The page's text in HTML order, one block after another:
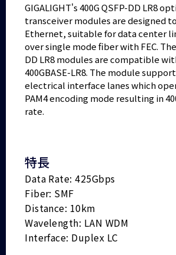
GIGALIGHT's 400G QSFP-DD LR8
transceiver modules are designed
Ethernet, suitable for data center
over single mode fiber with FEC. The
DD LR8 modules are compatible
400GBASE-LR8. The module
electrical interface lanes which
PAM4 encoding mode resulting in
rate.
特長
Data Rate: 425Gbps
Fiber: SMF
Distance: 10km
Wavelength: LAN WDM
Interface: Duplex LC